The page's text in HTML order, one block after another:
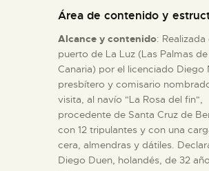
Área de contenido y
Alcance y contenido: Realizada
puerto de La Luz (Las Palmas
Canaria) por el licenciado Diego
presbítero y comisario
visita, al navío "La Rosa del fin",
procedente de Santa Cruz de
con 12 tripulantes y con una
cera, almendras y dátiles.
Diego Duen, holandés, de 32